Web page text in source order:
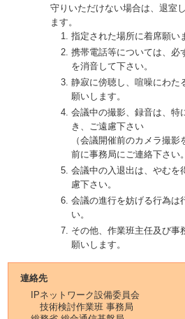
守りいただけない場合は、退室
ます。
指定された場所に着席願い
携帯電話等については、必
を消音して下さい。
静寂に傍聴し、喧噪にわた
願いします。
会議中の撮影、録音は、特
き、ご遠慮下さい
（会議開催前のカメラ撮
前に事務局にご連絡下さい
会議中の入退出は、やむを
慮下さい。
会議の進行を妨げる行為は
い。
その他、作業班主任及び事
願いします。
連絡先
IPネットワーク設備委員会
技術検討作業班 事務局